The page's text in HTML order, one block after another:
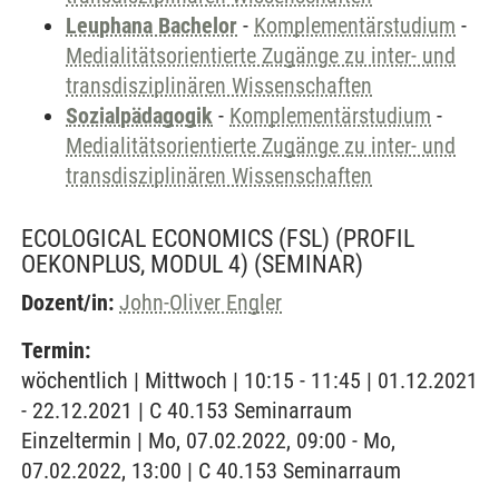
Leuphana Bachelor - Komplementärstudium -
Medialitätsorientierte Zugänge zu inter- und
transdisziplinären Wissenschaften
Sozialpädagogik - Komplementärstudium -
Medialitätsorientierte Zugänge zu inter- und
transdisziplinären Wissenschaften
ECOLOGICAL ECONOMICS (FSL) (PROFIL
OEKONPLUS, MODUL 4) (SEMINAR)
Dozent/in: John-Oliver Engler
Termin:
wöchentlich | Mittwoch | 10:15 - 11:45 | 01.12.2021
- 22.12.2021 | C 40.153 Seminarraum
Einzeltermin | Mo, 07.02.2022, 09:00 - Mo,
07.02.2022, 13:00 | C 40.153 Seminarraum